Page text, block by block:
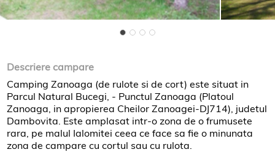
Descriere campare
Camping Zanoaga (de rulote si de cort) este situat in
Parcul Natural Bucegi, - Punctul Zanoaga (Platoul
Zanoaga, in apropierea Cheilor Zanoagei-DJ714), judetul
Dambovita. Este amplasat intr-o zona de o frumusete
rara, pe malul Ialomitei ceea ce face sa fie o minunata
zona de campare cu cortul sau cu rulota.